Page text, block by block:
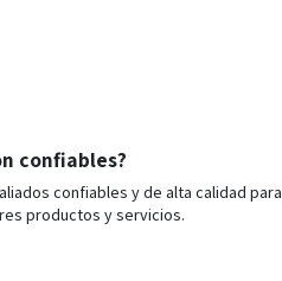
confiables?
confiables y de alta calidad para
productos y servicios.